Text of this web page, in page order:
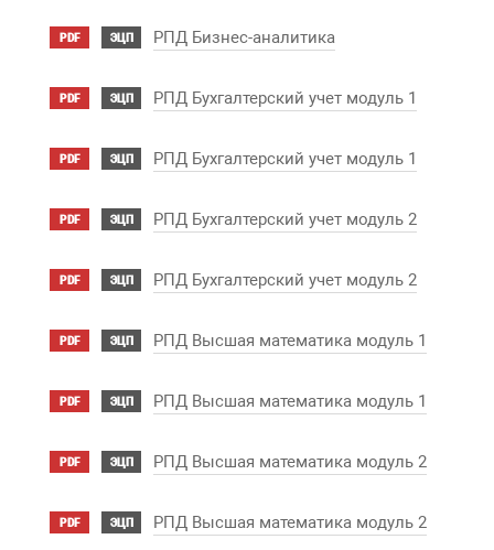
PDF ЭЦП РПД Бизнес-аналитика
PDF ЭЦП РПД Бухгалтерский учет модуль 1
PDF ЭЦП РПД Бухгалтерский учет модуль 1
PDF ЭЦП РПД Бухгалтерский учет модуль 2
PDF ЭЦП РПД Бухгалтерский учет модуль 2
PDF ЭЦП РПД Высшая математика модуль 1
PDF ЭЦП РПД Высшая математика модуль 1
PDF ЭЦП РПД Высшая математика модуль 2
PDF ЭЦП РПД Высшая математика модуль 2